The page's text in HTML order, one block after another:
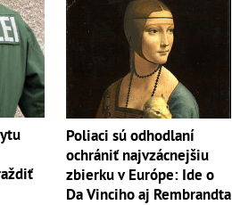
Poliaci sú odhodlaní
ochrániť najvzácnejšiu
zbierku v Európe: Ide o
Da Vinciho aj Rembrandta